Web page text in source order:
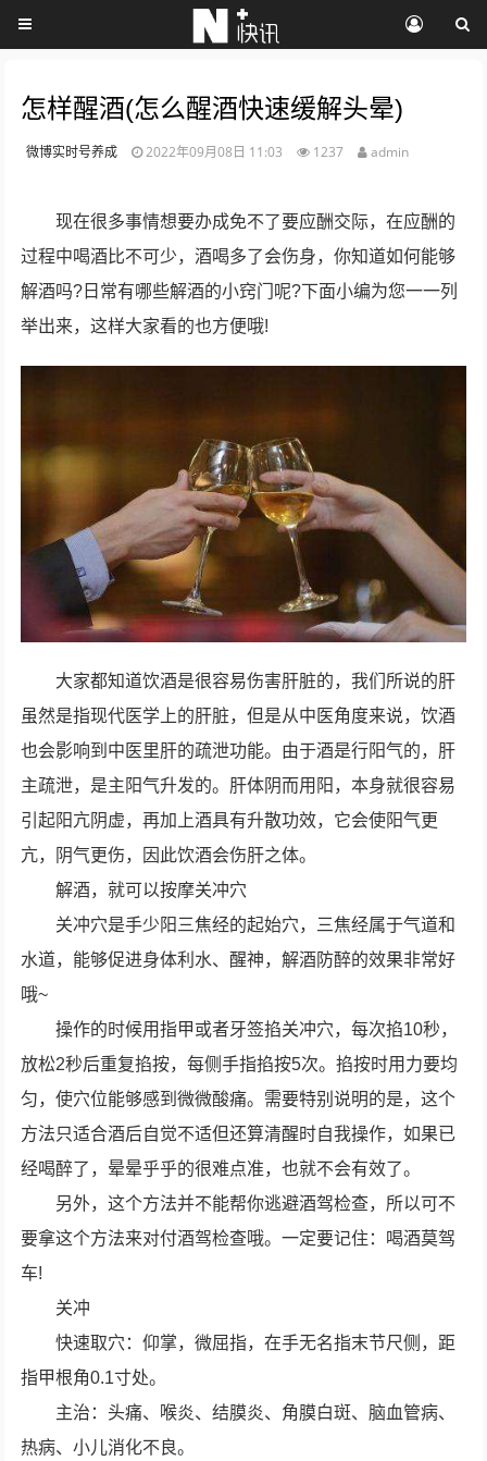
怎样醒酒(怎么醒酒快速缓解头晕)
微博实时号养成 2022年09月08日 11:03 1237 admin
现在很多事情想要办成免不了要应酬交际，在应酬的
过程中喝酒比不可少，酒喝多了会伤身，你知道如何能够
解酒吗?日常有哪些解酒的小窍门呢?下面小编为您一一列
举出来，这样大家看的也方便哦!
大家都知道饮酒是很容易伤害肝脏的，我们所说的肝
虽然是指现代医学上的肝脏，但是从中医角度来说，饮酒
也会影响到中医里肝的疏泄功能。由于酒是行阳气的，肝
主疏泄，是主阳气升发的。肝体阴而用阳，本身就很容易
引起阳亢阴虚，再加上酒具有升散功效，它会使阳气更
亢，阴气更伤，因此饮酒会伤肝之体。
解酒，就可以按摩关冲穴
关冲穴是手少阳三焦经的起始穴，三焦经属于气道和
水道，能够促进身体利水、醒神，解酒防醉的效果非常好
哦~
操作的时候用指甲或者牙签掐关冲穴，每次掐10秒，
放松2秒后重复掐按，每侧手指掐按5次。掐按时用力要均
匀，使穴位能够感到微微酸痛。需要特别说明的是，这个
方法只适合酒后自觉不适但还算清醒时自我操作，如果已
经喝醉了，晕晕乎乎的很难点准，也就不会有效了。
另外，这个方法并不能帮你逃避酒驾检查，所以可不
要拿这个方法来对付酒驾检查哦。一定要记住：喝酒莫驾
车!
关冲
快速取穴：仰掌，微屈指，在手无名指末节尺侧，距
指甲根角0.1寸处。
主治：头痛、喉炎、结膜炎、角膜白斑、脑血管病、
热病、小儿消化不良。